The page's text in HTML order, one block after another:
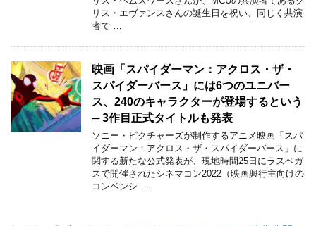
リス・エヴァンスさんの誕生日を祝い、同じく共演
者で …
映画「スパイダーマン：アクロス・ザ・
スパイダーバース」には6つのユニバー
ス、240のキャラクターが登場するという
─ 3作目正式タイトルも発表
ソニー・ピクチャーズが制作するアニメ映画「スパ
イダーマン：アクロス・ザ・スパイダーバース」に
関する新たな公式発表が、現地時間25日にラスベガ
スで開催されたシネマコン2022（映画興行主向けの
コンベンシ …